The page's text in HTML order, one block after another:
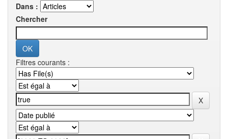
Dans :
Chercher
Filtres courants :